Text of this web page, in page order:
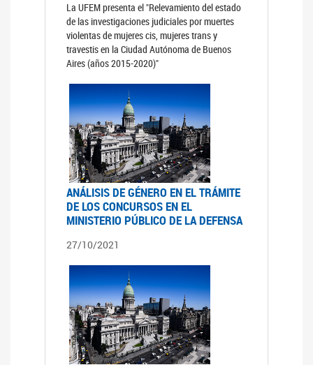
La UFEM presenta el "Relevamiento del estado
de las investigaciones judiciales por muertes
violentas de mujeres cis, mujeres trans y
travestis en la Ciudad Autónoma de Buenos
Aires (años 2015-2020)"
ANÁLISIS DE GÉNERO EN EL TRÁMITE
DE LOS CONCURSOS EN EL
MINISTERIO PÚBLICO DE LA DEFENSA
27/10/2021